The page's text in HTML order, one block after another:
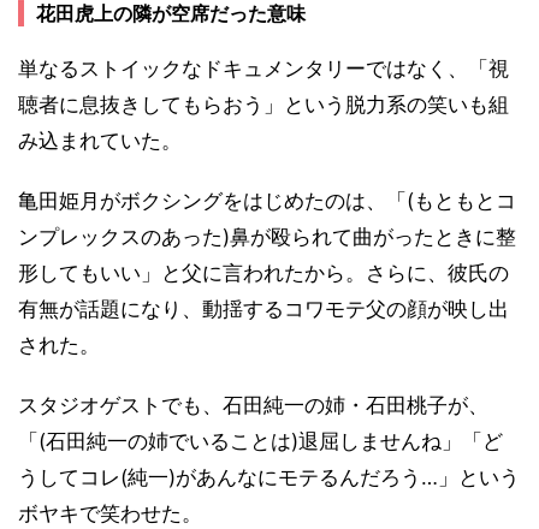
花田虎上の隣が空席だった意味
単なるストイックなドキュメンタリーではなく、「視
聴者に息抜きしてもらおう」という脱力系の笑いも組
み込まれていた。
亀田姫月がボクシングをはじめたのは、「(もともとコ
ンプレックスのあった)鼻が殴られて曲がったときに整
形してもいい」と父に言われたから。さらに、彼氏の
有無が話題になり、動揺するコワモテ父の顔が映し出
された。
スタジオゲストでも、石田純一の姉・石田桃子が、
「(石田純一の姉でいることは)退屈しませんね」「ど
うしてコレ(純一)があんなにモテるんだろう…」という
ボヤキで笑わせた。